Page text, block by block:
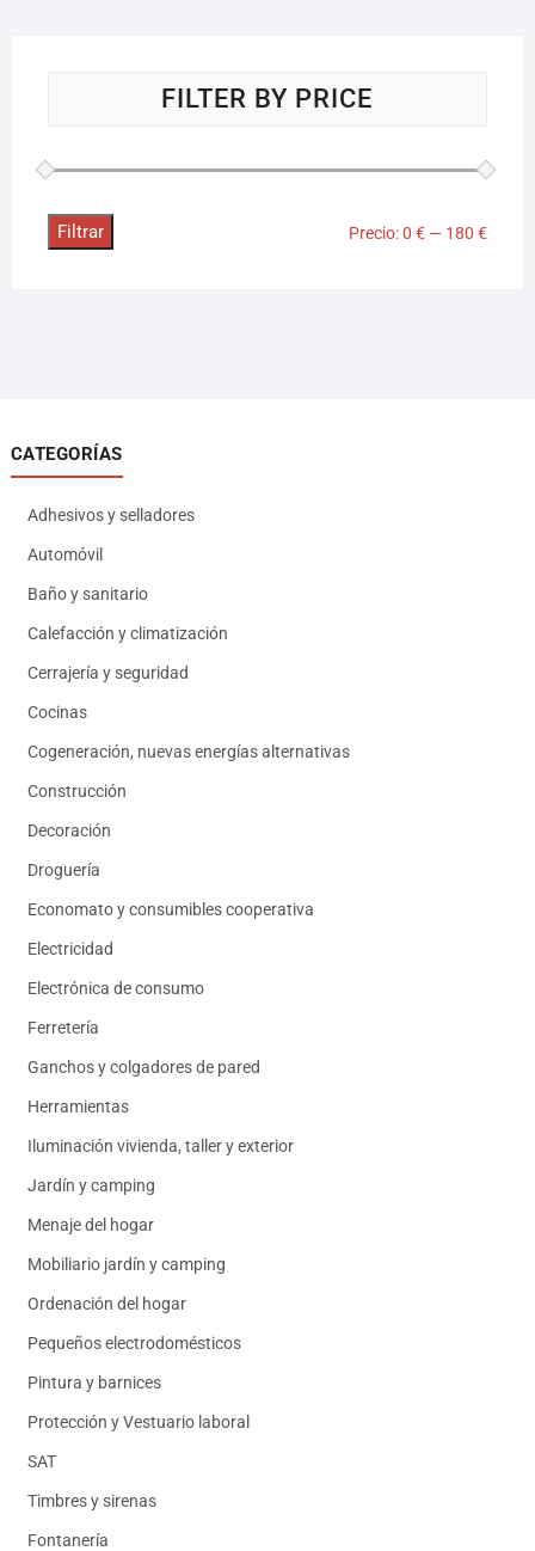
FILTER BY PRICE
Filtrar Precio:0 € — 180 €
CATEGORÍAS
Adhesivos y selladores
Automóvil
Baño y sanitario
Calefacción y climatización
Cerrajería y seguridad
Cocinas
Cogeneración, nuevas energías alternativas
Construcción
Decoración
Droguería
Economato y consumibles cooperativa
Electricidad
Electrónica de consumo
Ferretería
Ganchos y colgadores de pared
Herramientas
Iluminación vivienda, taller y exterior
Jardín y camping
Menaje del hogar
Mobiliario jardín y camping
Ordenación del hogar
Pequeños electrodomésticos
Pintura y barnices
Protección y Vestuario laboral
SAT
Timbres y sirenas
Fontanería